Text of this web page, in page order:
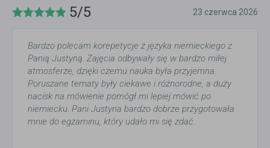
5/5 23 czerwca 2026
Bardzo polecam korepetycje z języka niemieckiego z
Panią Justyną. Zajęcia odbywały się w bardzo miłej
atmosferze, dzięki czemu nauka była przyjemna.
Poruszane tematy były ciekawe i różnorodne, a duży
nacisk na mówienie pomógł mi lepiej mówić po
niemiecku. Pani Justyna bardzo dobrze przygotowała
mnie do egzaminu, który udało mi się zdać.